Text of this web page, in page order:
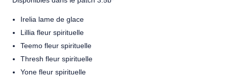
Irelia lame de glace
Lillia fleur spirituelle
Teemo fleur spirituelle
Thresh fleur spirituelle
Yone fleur spirituelle